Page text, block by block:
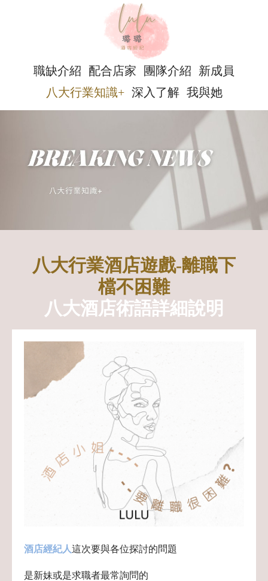
職缺介紹 配合店家 團隊介紹
新成員
八大行業知識+ 深入了解 我與她
八大行業酒店遊戲-離職下
檔不困難
八大酒店術語詳細說明
酒店經紀人這次要與各位探討的問題
是新妹或是求職者最常詢問的